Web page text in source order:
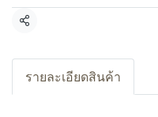
แชร์
รายละเอียดสินค้า